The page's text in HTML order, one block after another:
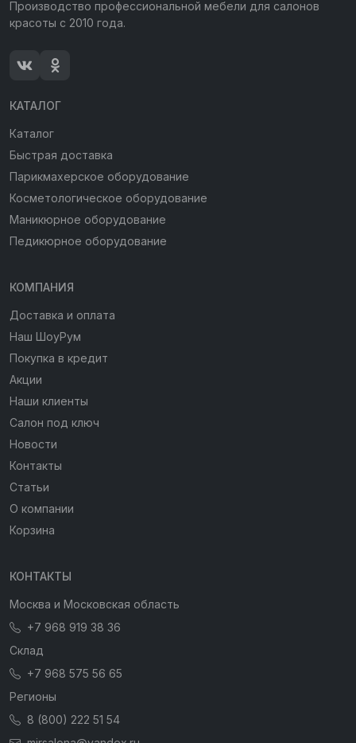
Производство профессиональной мебели для салонов
красоты с 2010 года.
КАТАЛОГ
Каталог
Быстрая доставка
Парикмахерское оборудование
Косметологическое оборудование
Маникюрное оборудование
Педикюрное оборудование
КОМПАНИЯ
Доставка и оплата
Наш ШоуРум
Покупка в кредит
Акции
Наши клиенты
Салон под ключ
Новости
Контакты
Статьи
О компании
Корзина
КОНТАКТЫ
Москва и Московская область
+7 968 919 38 36
Склад
+7 968 575 56 65
Регионы
8 (800) 222 51 54